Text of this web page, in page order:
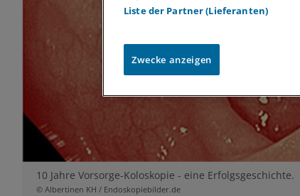
10 Jahre Vorsorge-Koloskopie - eine Erfolgsgeschichte.
© Albertinen KH / Endoskopiebilder.de
Liste der Partner (Lieferanten)
Zwecke anzeigen